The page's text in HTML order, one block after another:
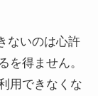
ないのは心許
を得ません。
用できなくな